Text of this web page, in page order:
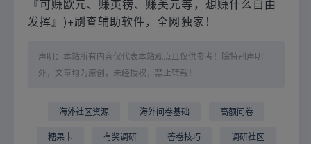
『可赚欧元、赚英镑、赚美元等，想赚什么自由
发挥』)+刷查辅助软件，全网独家！
声明：本站所有内容仅代表本站观点且仅供参考！除特别声明
外，文章均为原创，未经授权，禁止转载！
海外社区资源 海外问卷基础 高额问卷
糖果卡 有奖调研 答卷技巧 调研社区